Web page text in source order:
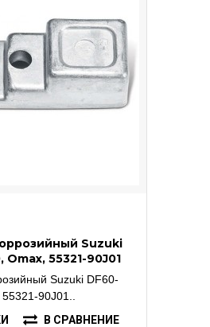
Suzuki
Omax, 55321-90J01
Suzuki DF60-
90J01..
В СРАВНЕНИЕ